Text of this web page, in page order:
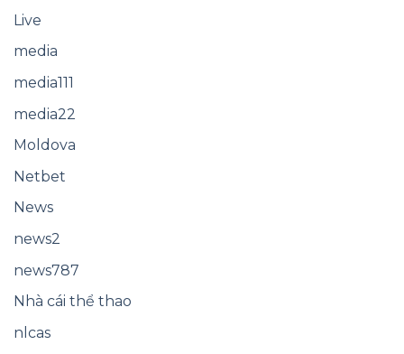
Live
media
media111
media22
Moldova
Netbet
News
news2
news787
Nhà cái thể thao
nlcas